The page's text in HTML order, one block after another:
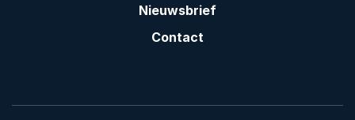
Nieuwsbrief
Contact